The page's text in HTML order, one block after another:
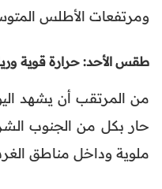
ومرتفعات الأطلس
طقس الأحد: حرارة قوية
من المرتقب أن يشهد
حار بكل من الجنوب
ملوية وداخل مناطق